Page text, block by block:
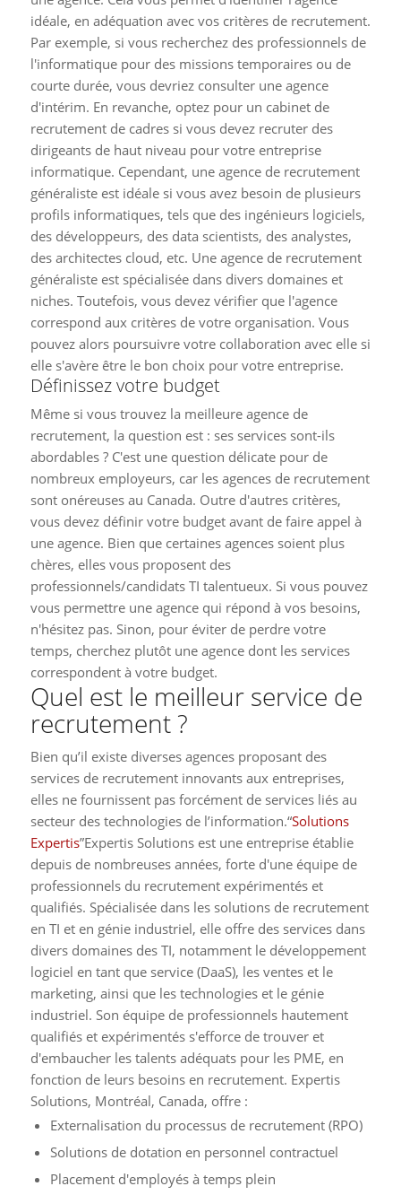
idéale, en adéquation avec vos critères de recrutement.
Par exemple, si vous recherchez des professionnels de
l'informatique pour des missions temporaires ou de
courte durée, vous devriez consulter une agence
d'intérim. En revanche, optez pour un cabinet de
recrutement de cadres si vous devez recruter des
dirigeants de haut niveau pour votre entreprise
informatique. Cependant, une agence de recrutement
généraliste est idéale si vous avez besoin de plusieurs
profils informatiques, tels que des ingénieurs logiciels,
des développeurs, des data scientists, des analystes,
des architectes cloud, etc. Une agence de recrutement
généraliste est spécialisée dans divers domaines et
niches. Toutefois, vous devez vérifier que l'agence
correspond aux critères de votre organisation. Vous
pouvez alors poursuivre votre collaboration avec elle si
elle s'avère être le bon choix pour votre entreprise.
Définissez votre budget
Même si vous trouvez la meilleure agence de
recrutement, la question est : ses services sont-ils
abordables ? C'est une question délicate pour de
nombreux employeurs, car les agences de recrutement
sont onéreuses au Canada. Outre d'autres critères,
vous devez définir votre budget avant de faire appel à
une agence. Bien que certaines agences soient plus
chères, elles vous proposent des
professionnels/candidats TI talentueux. Si vous pouvez
vous permettre une agence qui répond à vos besoins,
n'hésitez pas. Sinon, pour éviter de perdre votre
temps, cherchez plutôt une agence dont les services
correspondent à votre budget.
Quel est le meilleur service de
recrutement ?
Bien qu’il existe diverses agences proposant des
services de recrutement innovants aux entreprises,
elles ne fournissent pas forcément de services liés au
secteur des technologies de l’information.“Solutions
Expertis”Expertis Solutions est une entreprise établie
depuis de nombreuses années, forte d'une équipe de
professionnels du recrutement expérimentés et
qualifiés. Spécialisée dans les solutions de recrutement
en TI et en génie industriel, elle offre des services dans
divers domaines des TI, notamment le développement
logiciel en tant que service (DaaS), les ventes et le
marketing, ainsi que les technologies et le génie
industriel. Son équipe de professionnels hautement
qualifiés et expérimentés s'efforce de trouver et
d'embaucher les talents adéquats pour les PME, en
fonction de leurs besoins en recrutement. Expertis
Solutions, Montréal, Canada, offre :
Externalisation du processus de recrutement (RPO)
Solutions de dotation en personnel contractuel
Placement d'employés à temps plein